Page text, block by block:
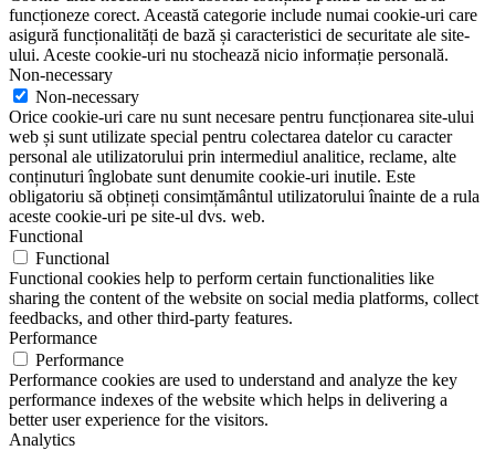
funcționeze corect. Această categorie include numai cookie-uri care
asigură funcționalități de bază și caracteristici de securitate ale site-
ului. Aceste cookie-uri nu stochează nicio informație personală.
Non-necessary
Non-necessary
Orice cookie-uri care nu sunt necesare pentru funcționarea site-ului
web și sunt utilizate special pentru colectarea datelor cu caracter
personal ale utilizatorului prin intermediul analitice, reclame, alte
conținuturi înglobate sunt denumite cookie-uri inutile. Este
obligatoriu să obțineți consimțământul utilizatorului înainte de a rula
aceste cookie-uri pe site-ul dvs. web.
Functional
Functional
Functional cookies help to perform certain functionalities like
sharing the content of the website on social media platforms, collect
feedbacks, and other third-party features.
Performance
Performance
Performance cookies are used to understand and analyze the key
performance indexes of the website which helps in delivering a
better user experience for the visitors.
Analytics